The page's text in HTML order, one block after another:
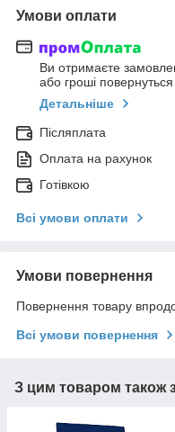
Умови оплати
Ви отримаєте
або гроші
Детальніше
Післяплата
Оплата на рахунок
Готівкою
Всі умови оплати
Умови повернення
Повернення товару
Всі умови повернення
З цим товаром також